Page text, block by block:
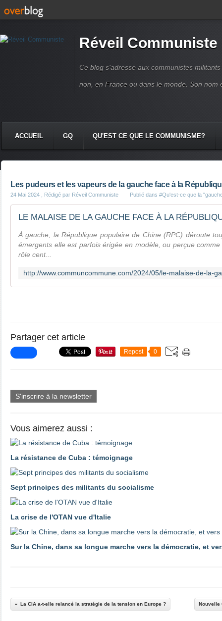
Réveil Communiste
Ce blog s'adresse aux communistes
non, en France ou dans le monde. Son nom
ACCUEIL GQ QU'EST CE QUE LE COMMUNISME?
Les pudeurs et les vapeurs de la gauche face à la
24 Mai 2024 , Rédigé par Réveil Communiste Publié dans #Qu'est-ce que la
À gauche, la République populaire de Chine (RPC) déroute
émergents elle est parfois érigée en modèle, ou perçue
rôle cent...
Partager cet article
Repost 0
S'inscrire à la newsletter
Vous aimerez aussi :
La résistance de Cuba : témoignage
Sept principes des militants du socialisme
La crise de l'OTAN vue d'Italie
Sur la Chine, dans sa longue marche vers la démocratie, et
La CIA a-t-elle relancé la stratégie de la tension en Europe ? Nouvelle